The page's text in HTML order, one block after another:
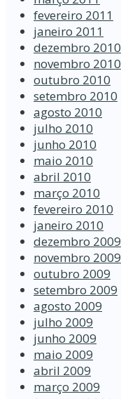
fevereiro 2011
janeiro 2011
dezembro 2010
novembro 2010
outubro 2010
setembro 2010
agosto 2010
julho 2010
junho 2010
maio 2010
abril 2010
março 2010
fevereiro 2010
janeiro 2010
dezembro 2009
novembro 2009
outubro 2009
setembro 2009
agosto 2009
julho 2009
junho 2009
maio 2009
abril 2009
março 2009